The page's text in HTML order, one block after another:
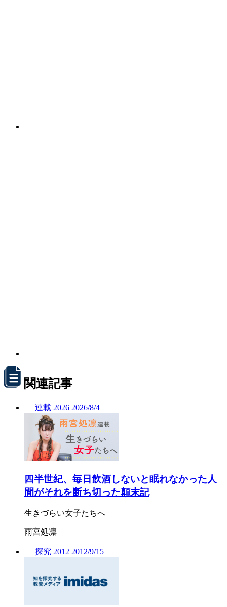
関連記事
連載 2026 2026/8/4
四半世紀、毎日飲酒しないと眠れなかった人
間がそれを断ち切った顛末記
生きづらい女子たちへ
雨宮処凛
探究 2012 2012/9/15